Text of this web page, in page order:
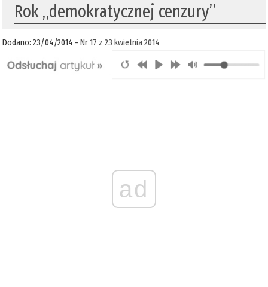
Rok „demokratycznej cenzury”
Dodano: 23/04/2014 -Nr 17 z 23 kwietnia 2014
ad